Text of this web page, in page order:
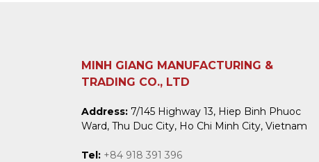
MINH GIANG MANUFACTURING &
TRADING CO., LTD
Address: 7/145 Highway 13, Hiep Binh Phuoc
Ward, Thu Duc City, Ho Chi Minh City, Vietnam
Tel: +84 918 391 396